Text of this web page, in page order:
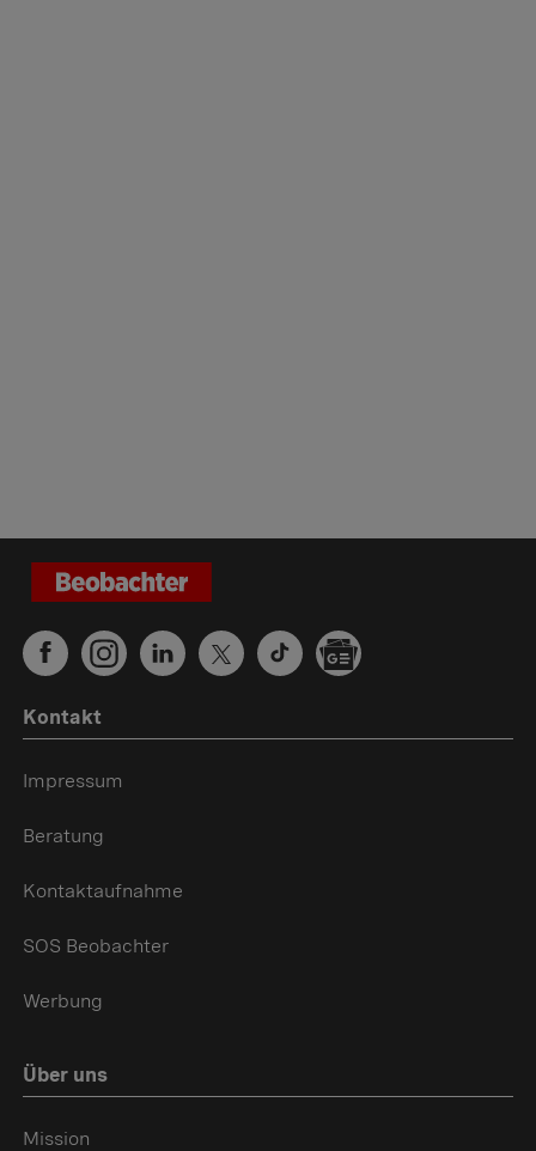
Kontakt
Impressum
Beratung
Kontaktaufnahme
SOS Beobachter
Werbung
Über uns
Mission